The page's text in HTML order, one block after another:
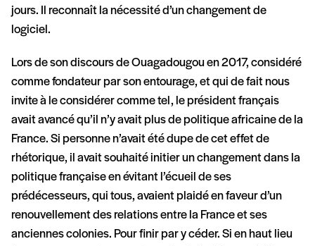
jours. Il reconnaît la nécessité d’un changement de
logiciel.
Lors de son discours de Ouagadougou en 2017, considéré
comme fondateur par son entourage, et qui de fait nous
invite à le considérer comme tel, le président français
avait avancé qu’il n’y avait plus de politique africaine de la
France. Si personne n’avait été dupe de cet effet de
rhétorique, il avait souhaité initier un changement dans la
politique française en évitant l’écueil de ses
prédécesseurs, qui tous, avaient plaidé en faveur d’un
renouvellement des relations entre la France et ses
anciennes colonies. Pour finir par y céder. Si en haut lieu